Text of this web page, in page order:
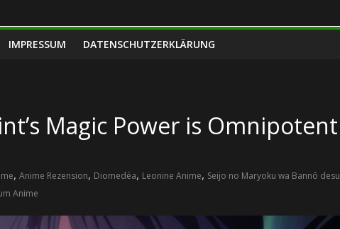
IMPRESSUM DATENSCHUTZERKLÄRUNG
Magic Power is Omnipotent
, Anime Rezension, Diomedéa, Leonine Anime, Seijo no Maryoku wa Bannō desu
Anime